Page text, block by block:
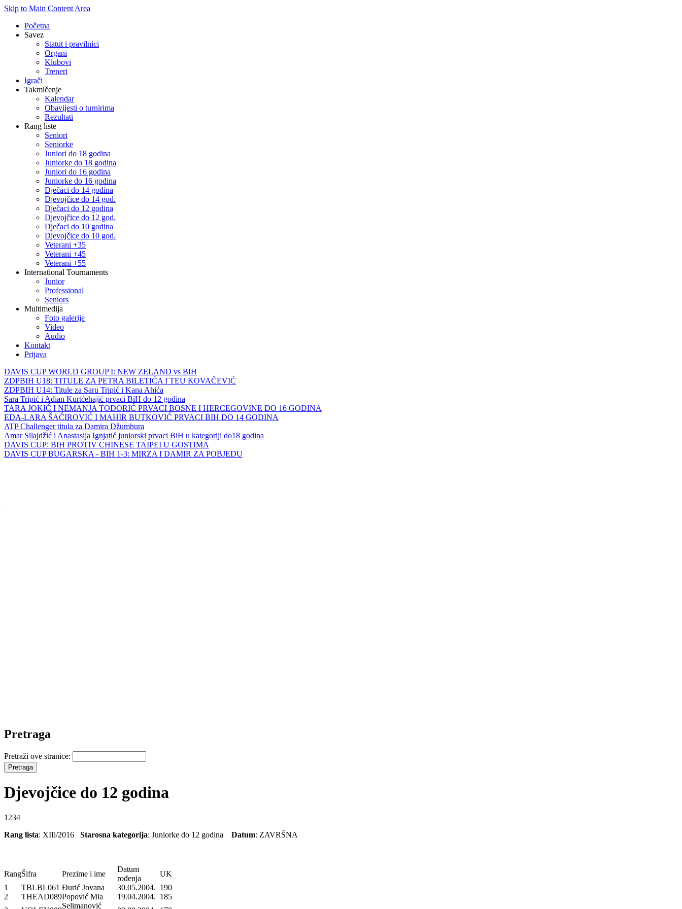
Skip to Main Content Area
Početna
Savez
Statut i pravilnici
Organi
Klubovi
Treneri
Igrači
Takmičenje
Kalendar
Obavijesti o turnirima
Rezultati
Rang liste
Seniori
Seniorke
Juniori do 18 godina
Juniorke do 18 godina
Juniori do 16 godina
Juniorke do 16 godina
Dječaci do 14 godina
Djevojčice do 14 god.
Dječaci do 12 godina
Djevojčice do 12 god.
Dječaci do 10 godina
Djevojčice do 10 god.
Veterani +35
Veterani +45
Veterani +55
International Tournaments
Junior
Professional
Seniors
Multimedija
Foto galerije
Video
Audio
Kontakt
Prijava
DAVIS CUP WORLD GROUP I: NEW ZELAND vs BIH
ZDPBIH U18: TITULE ZA PETRA BILETIĆA I TEU KOVAČEVIĆ
ZDPBIH U14: Titule za Saru Tripić i Kana Ahića
Sara Tripić i Adian Kurtćehajić prvaci BiH do 12 godina
TARA JOKIĆ I NEMANJA TODORIĆ PRVACI BOSNE I HERCEGOVINE DO 16 GODINA
EDA-LARA ŠAĆIROVIĆ I MAHIR BUTKOVIĆ PRVACI BIH DO 14 GODINA
ATP Challenger titula za Damira Džumhura
Amar Silajdžić i Anastasija Ignjatić juniorski prvaci BiH u kategoriji do18 godina
DAVIS CUP: BIH PROTIV CHINESE TAIPEI U GOSTIMA
DAVIS CUP BUGARSKA - BIH 1-3: MIRZA I DAMIR ZA POBJEDU
Pretraga
Pretraži ove stranice:
Djevojčice do 12 godina
1234
Rang lista: XIIi/2016 Starosna kategorija: Juniorke do 12 godina Datum: ZAVRŠNA
RangŠifra Prezime i ime
Datum
rođenja
UK
1
TBLBL061 Đurić Jovana 30.05.2004. 190
2
THEAD089Popović Mia 19.04.2004. 185
Selimanović